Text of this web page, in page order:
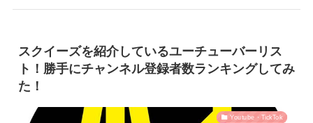
スクイーズを紹介しているユーチューバーリス
ト！勝手にチャンネル登録者数ランキングしてみ
た！
Youtube・TickTok